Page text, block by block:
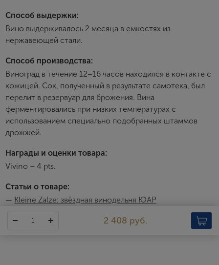
Способ выдержки:
Вино выдерживалось 2 месяца в емкостях из
нержавеющей стали.
Способ производства:
Виноград в течение 12–16 часов находился в контакте с
кожицей. Сок, полученный в результате самотека, был
перелит в резервуар для брожения. Вина
ферментировались при низких температурах с
использованием специально подобранных штаммов
дрожжей.
Награды и оценки товара:
Vivino – 4 pts.
Статьи о товаре:
— Kleine Zalze: звёздная винодельня ЮАР
2 408 руб.
Зарегистрироваться
Я согласен с условиями
соглашения
Я хочу получать инфромацию об акциях и купоны со
скидкой